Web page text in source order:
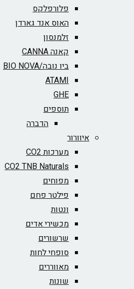
פלורפלקס
האוס אנד גארדן
זלמנסון
קאנה CANNA
ביו נובה/BIO NOVA‏
ATAMI
GHE
תוספים
הדברה
איוורור
מערכות CO2
CO2 TNB Naturals
מפוחים
פילטר פחם
ונטות
מכשירי אדים
שרשורים
סופחי לחות
מאווררים
שונות